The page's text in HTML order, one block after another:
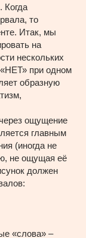
Когда
то
Итак, мы
на
нескольких
при одном
образную
ощущение
главным
(иногда не
не ощущая её
должен
«слова» –